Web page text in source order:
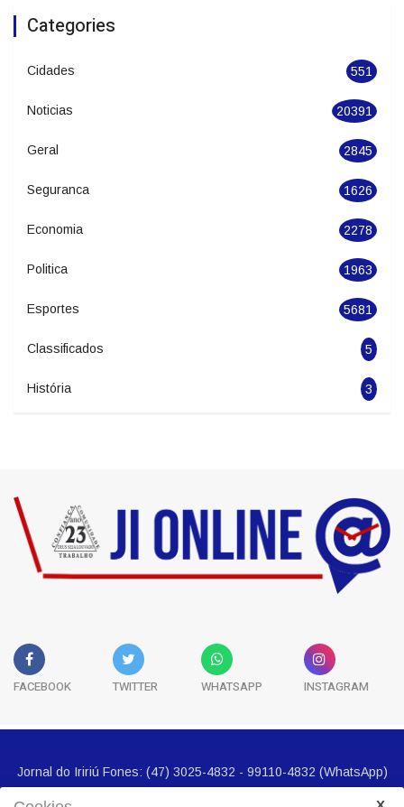
de Dança de Joinville
Categories
Cidades 551
Noticias 20391
Geral 2845
Seguranca 1626
Economia 2278
Politica 1963
Esportes 5681
FACEBOOK TWITTER WHATSAPP INSTAGRAM